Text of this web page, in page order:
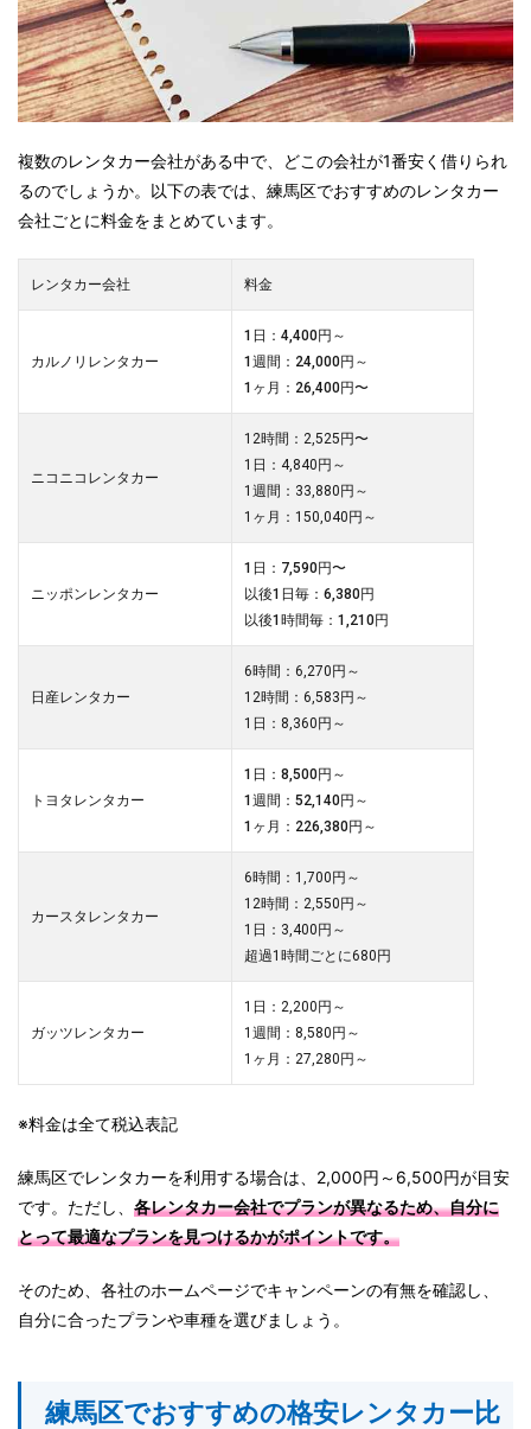
複数のレンタカー会社がある中で、どこの会社が1番安く借りられ
るのでしょうか。以下の表では、練馬区でおすすめのレンタカー
会社ごとに料金をまとめています。
レンタカー会社 料金
カルノリレンタカー
1日：4,400円～
1週間：24,000円～
1ヶ月：26,400円〜
ニコニコレンタカー
12時間：2,525円〜
1日：4,840円～
1週間：33,880円～
1ヶ月：150,040円～
ニッポンレンタカー
1日：7,590円〜
以後1日毎：6,380円
以後1時間毎：1,210円
日産レンタカー
6時間：6,270円～
12時間：6,583円～
1日：8,360円～
トヨタレンタカー
1日：8,500円～
1週間：52,140円～
1ヶ月：226,380円～
カースタレンタカー
6時間：1,700円～
12時間：2,550円～
1日：3,400円～
超過1時間ごとに680円
ガッツレンタカー
1日：2,200円～
1週間：8,580円～
1ヶ月：27,280円～
※料金は全て税込表記
練馬区でレンタカーを利用する場合は、2,000円～6,500円が目安
です。ただし、 各レンタカー会社でプランが異なるため、自分に
とって最適なプランを見つけるかがポイントです。
そのため、各社のホームページでキャンペーンの有無を確認し、
自分に合ったプランや車種を選びましょう。
練馬区でおすすめの格安レンタカー比